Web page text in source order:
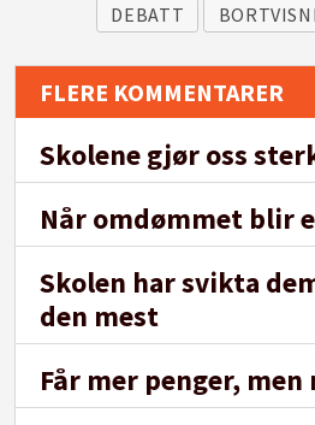
DEBATT
FLERE KOMMENTARER
Skolene gjør oss
Når omdømmet blir
Skolen har svikta
den mest
Får mer penger,